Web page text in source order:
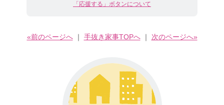
「応援する」ボタンについて
«前のページへ｜ 手抜き家事TOPへ｜ 次のページへ»